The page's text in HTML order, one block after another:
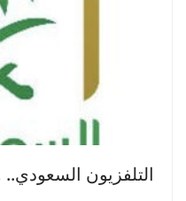
التلفزيون السعودي..